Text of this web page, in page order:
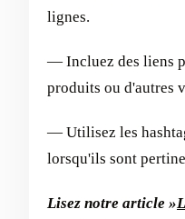
lignes.
— Incluez des liens
produits ou d'autres
— Utilisez les
lorsqu'ils sont
Lisez notre article »